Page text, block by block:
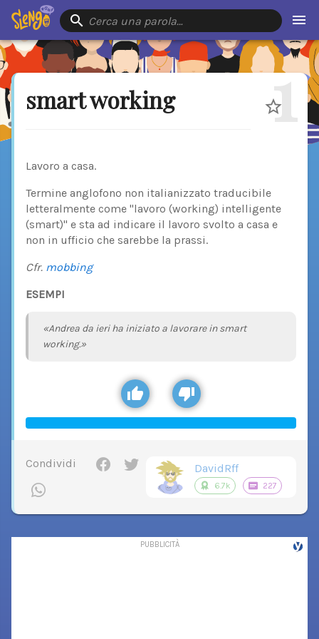
Cerca una parola…
smart working 1
Lavoro a casa.
Termine anglofono non italianizzato traducibile
letteralmente come "lavoro (working) intelligente
(smart)" e sta ad indicare il lavoro svolto a casa e
non in ufficio che sarebbe la prassi.
Cfr. mobbing
ESEMPI
«Andrea da ieri ha iniziato a lavorare in smart
working.»
Condividi DavidRff
6.7k 227